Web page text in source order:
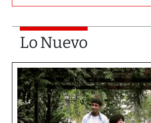
Lo Nuevo